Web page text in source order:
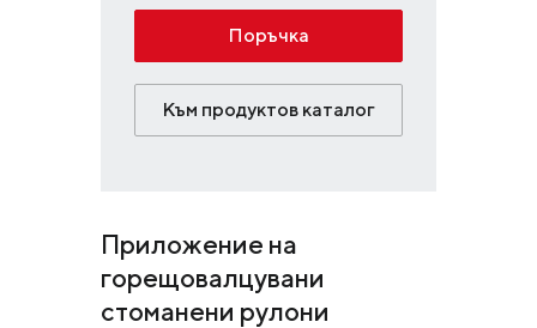
Поръчка
Към продуктов каталог
Приложение на
горещовалцувани
стоманени рулони